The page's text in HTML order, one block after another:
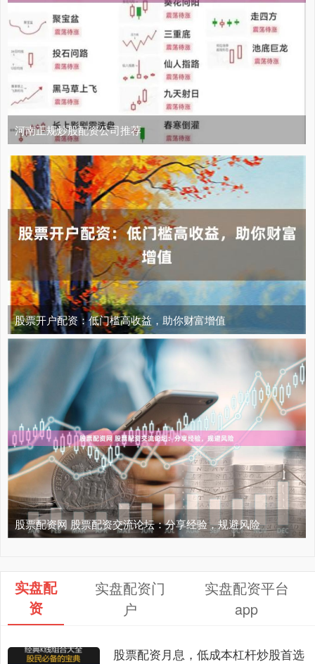
河南正规炒股配资公司推荐
股票开户配资：低门槛高收益，助你财富增值
股票配资网 股票配资交流论坛：分享经验，规避风险
实盘配
资
实盘配资门
户
实盘配资平台
app
股票配资月息，低成本杠杆炒股首选